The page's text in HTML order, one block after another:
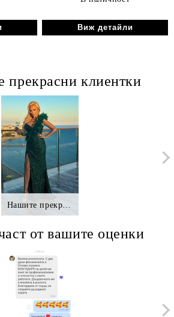
Виж детайли
клиентки
от вашите оценки